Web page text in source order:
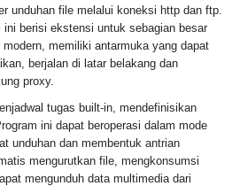
unduhan file melalui koneksi http dan ftp.
ini berisi ekstensi untuk sebagian besar
modern, memiliki antarmuka yang dapat
berjalan di latar belakang dan
proxy.
tugas built-in, mendefinisikan
ini dapat beroperasi dalam mode
unduhan dan membentuk antrian
mengurutkan file, mengkonsumsi
mengunduh data multimedia dari